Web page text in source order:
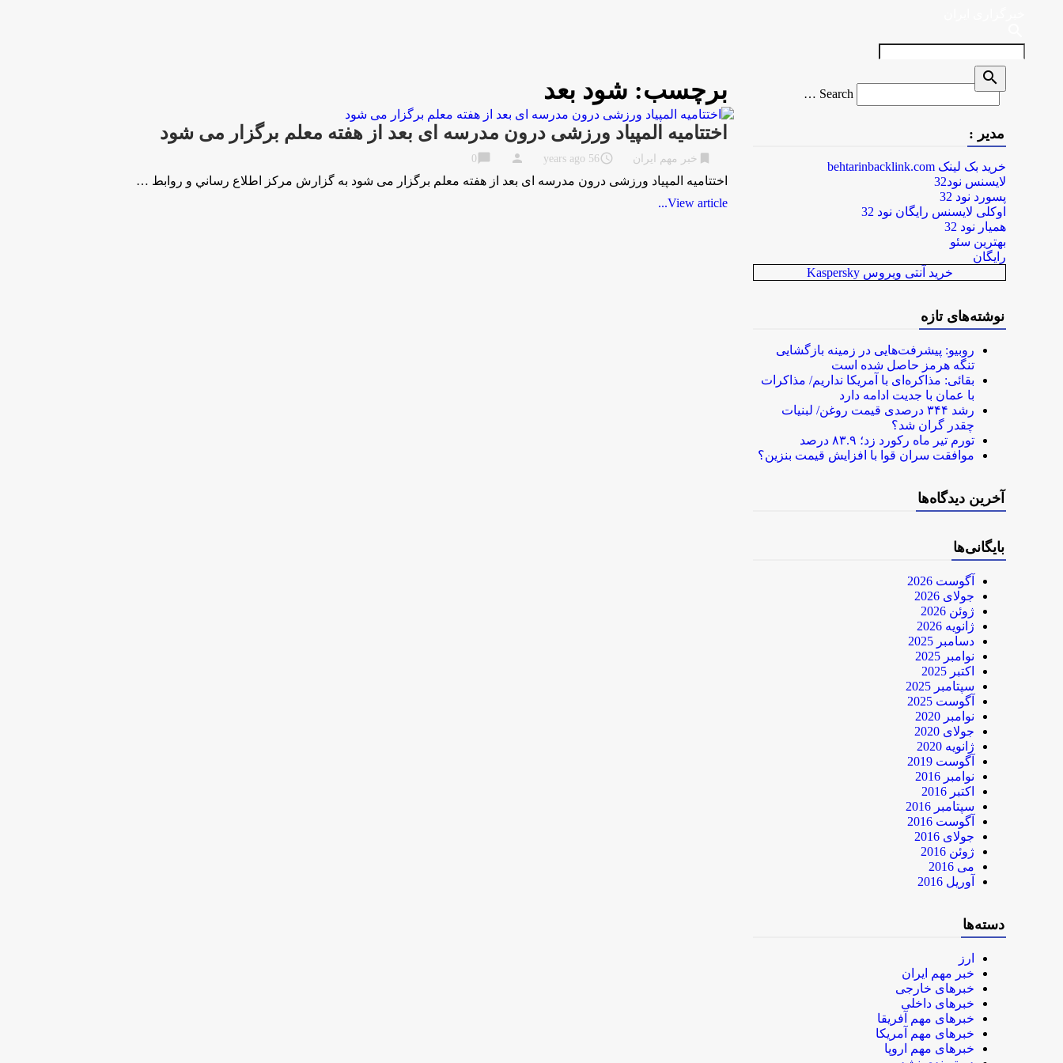
برچسب: شود بعد
اختتامیه المپیاد ورزشی درون مدرسه ای بعد از هفته معلم برگزار می شود
خبر مهم ایران access_time
56 years ago
person
chat_bubble
0
اختتامیه المپیاد ورزشی درون مدرسه ای بعد از هفته معلم برگزار می شود به گزارش مركز اطلاع رساني و روابط …
View article...
Search
for
Search …
search
مدیر :
خرید بک لینک behtarinbacklink.com
لایسنس نود32
پسورد نود 32
اوکلی لایسنس رایگان نود 32
همیار نود 32
بهترین سئو
رایگان
خرید آنتی ویروس Kaspersky
نوشته‌های تازه
روبیو: پیشرفت‌هایی در زمینه بازگشایی
تنگه هرمز حاصل شده است
بقائی: مذاکره‌ای با آمریکا نداریم/ مذاکرات
با عمان با جدیت ادامه دارد
رشد ۳۴۴ درصدی قیمت روغن/ لبنیات
چقدر گران شد؟
تورم تیر ماه رکورد زد؛ ۸۳.۹ درصد
موافقت سران قوا با افزایش قیمت بنزین؟
آخرین دیدگاه‌ها
بایگانی‌ها
آگوست 2026
جولای 2026
ژوئن 2026
ژانویه 2026
دسامبر 2025
نوامبر 2025
اکتبر 2025
سپتامبر 2025
آگوست 2025
نوامبر 2020
جولای 2020
ژانویه 2020
آگوست 2019
نوامبر 2016
اکتبر 2016
سپتامبر 2016
آگوست 2016
جولای 2016
ژوئن 2016
می 2016
آوریل 2016
دسته‌ها
ارز
خبر مهم ایران
خبرهای خارجی
خبرهای داخلی
خبرهای مهم آفریقا
خبرهای مهم آمریکا
خبرهای مهم اروپا